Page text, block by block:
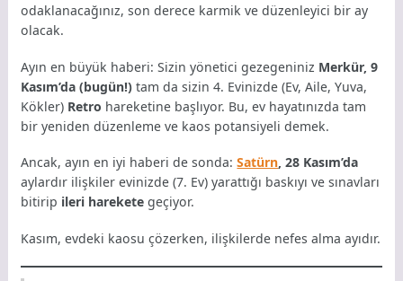
odaklanacağınız, son derece karmik ve düzenleyici bir ay
olacak.
Ayın en büyük haberi: Sizin yönetici gezegeniniz Merkür, 9
Kasım’da (bugün!) tam da sizin 4. Evinizde (Ev, Aile, Yuva,
Kökler) Retro hareketine başlıyor. Bu, ev hayatınızda tam
bir yeniden düzenleme ve kaos potansiyeli demek.
Ancak, ayın en iyi haberi de sonda:Satürn, 28 Kasım’da
aylardır ilişkiler evinizde (7. Ev) yarattığı baskıyı ve sınavları
bitirip ileri harekete geçiyor.
Kasım, evdeki kaosu çözerken, ilişkilerde nefes alma ayıdır.